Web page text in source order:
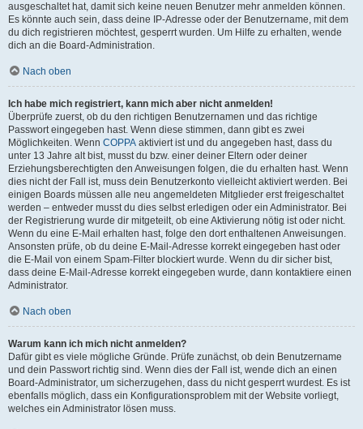
ausgeschaltet hat, damit sich keine neuen Benutzer mehr anmelden können.
Es könnte auch sein, dass deine IP-Adresse oder der Benutzername, mit dem
du dich registrieren möchtest, gesperrt wurden. Um Hilfe zu erhalten, wende
dich an die Board-Administration.
Nach oben
Ich habe mich registriert, kann mich aber nicht anmelden!
Überprüfe zuerst, ob du den richtigen Benutzernamen und das richtige
Passwort eingegeben hast. Wenn diese stimmen, dann gibt es zwei
Möglichkeiten. Wenn COPPA aktiviert ist und du angegeben hast, dass du
unter 13 Jahre alt bist, musst du bzw. einer deiner Eltern oder deiner
Erziehungsberechtigten den Anweisungen folgen, die du erhalten hast. Wenn
dies nicht der Fall ist, muss dein Benutzerkonto vielleicht aktiviert werden. Bei
einigen Boards müssen alle neu angemeldeten Mitglieder erst freigeschaltet
werden – entweder musst du dies selbst erledigen oder ein Administrator. Bei
der Registrierung wurde dir mitgeteilt, ob eine Aktivierung nötig ist oder nicht.
Wenn du eine E-Mail erhalten hast, folge den dort enthaltenen Anweisungen.
Ansonsten prüfe, ob du deine E-Mail-Adresse korrekt eingegeben hast oder
die E-Mail von einem Spam-Filter blockiert wurde. Wenn du dir sicher bist,
dass deine E-Mail-Adresse korrekt eingegeben wurde, dann kontaktiere einen
Administrator.
Nach oben
Warum kann ich mich nicht anmelden?
Dafür gibt es viele mögliche Gründe. Prüfe zunächst, ob dein Benutzername
und dein Passwort richtig sind. Wenn dies der Fall ist, wende dich an einen
Board-Administrator, um sicherzugehen, dass du nicht gesperrt wurdest. Es ist
ebenfalls möglich, dass ein Konfigurationsproblem mit der Website vorliegt,
welches ein Administrator lösen muss.